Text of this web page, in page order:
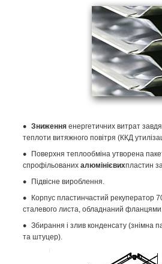
Зниження енергетичних витрат
теплоти витяжного повітря (ККД
Поверхня теплообміна утворена
спрофільованих алюмінієвихпластин
Підвісне вироблення.
Корпус пластинчастий рекуператор
сталевого листа, обладнаний фланцями.
Збирання і злив конденсату (знімна
та штуцер).